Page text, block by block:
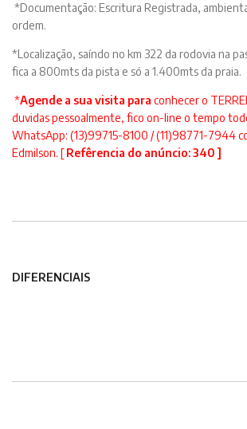
*Documentação: Escritura Registrada,
ordem.
*Localização, saíndo no km 322 da rodovia na
fica a 800mts da pista e só a 1.400mts da praia.
*Agende a sua visita para conhecer o
duvidas pessoalmente, fico on-line o tempo
WhatsApp: (13)99715-8100 / (11)98771-7944
Edmilson. [Refêrencia do anúncio: 340 ]
DIFERENCIAIS